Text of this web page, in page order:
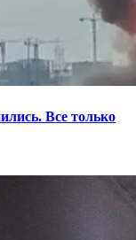
Все только